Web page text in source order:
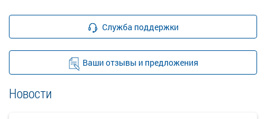
Служба поддержки
Ваши отзывы и предложения
Новости